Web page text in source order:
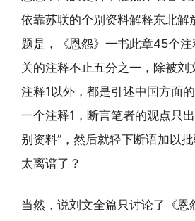
依靠苏联的个别资料解释东北解
题是，《恩怨》一书此章45个
关的注释不止五分之一，除被刘
注释1以外，都是引述中国方面
一个注释1，断言笔者的观点只
别资料”，然后就轻下断语加以
太离谱了？
当然，说刘文全篇只讨论了《恩